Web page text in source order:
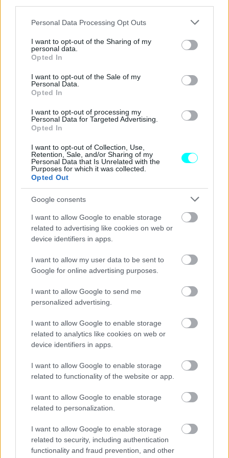
Please note that this website/app uses one or more Google
not limited to your visit or usage behaviour. You may click to
grant or deny consent to Google and its third-party tags to
use your data for below specified purposes in below Google
consent section.
Personal Data Processing Opt Outs
I want to opt-out of the Sharing of my
personal data.
Opted In
I want to opt-out of the Sale of my
Personal Data.
Opted In
I want to opt-out of processing my
Personal Data for Targeted Advertising.
Opted In
I want to opt-out of Collection, Use,
Retention, Sale, and/or Sharing of my
Personal Data that Is Unrelated with the
Purposes for which it was collected.
Opted Out
Google consents
I want to allow Google to enable storage
related to advertising like cookies on web or
device identifiers in apps.
I want to allow my user data to be sent to
Google for online advertising purposes.
I want to allow Google to send me
personalized advertising.
I want to allow Google to enable storage
related to analytics like cookies on web or
device identifiers in apps.
I want to allow Google to enable storage
related to functionality of the website or app.
I want to allow Google to enable storage
related to personalization.
I want to allow Google to enable storage
related to security, including authentication
functionality and fraud prevention, and other